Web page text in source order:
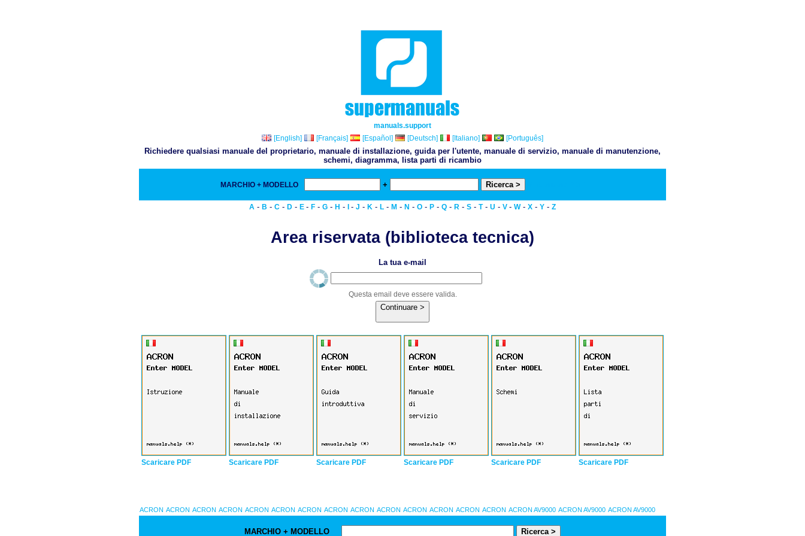
manuals.support
[English]
[Français] [Español] [Deutsch] [Italiano] [Português]
Richiedere qualsiasi manuale del proprietario, manuale di installazione, guida per l'utente, manuale di servizio, manuale di manutenzione,
schemi, diagramma, lista parti di ricambio
MARCHIO + MODELLO +
A - B - C - D - E - F - G - H - - J - K - L - M - N - O - P - Q - R - S - T- U - V - W- X - Y - Z
Area riservata (biblioteca tecnica)
La tua e-mail
Questa email deve essere valida.
Continuare >
Scaricare PDF Scaricare PDF Scaricare PDF Scaricare PDF Scaricare PDF Scaricare PDF
ACRON ACRON ACRON ACRON ACRON ACRON ACRON ACRON ACRON ACRON ACRON ACRON ACRON ACRON ACRON AV9000 ACRON AV9000 ACRON AV9000
MARCHIO + MODELLO